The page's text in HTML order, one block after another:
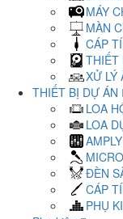
MÁY
MÀN
CÁP
THIẾT
XỬ LÝ
THIẾT BỊ DỰ ÁN
LOA
LOA
ĐÈN
CÁP
PHỤ